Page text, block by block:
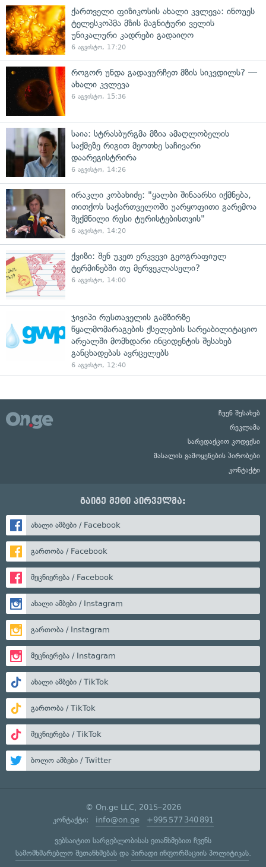
ქართველი ფიზიკოსის ახალი კვლევა: ინოუეს
ტელესკოპმა მზის მაგნიტური ველის
უნიკალური კადრები გადაიღო
6 აგვისტო, 17:20
როგორ უნდა გადავურჩეთ მზის სიკვდილს? —
ახალი კვლევა
6 აგვისტო, 15:36
საია: სტრასბურგმა მზია ამაღლობელის
საქმეზე რიგით მეოთხე საჩივარი
დაარეგისტრირა
6 აგვისტო, 14:26
ირაკლი კობახიძე: "ყალბი შინაარსი იქმნება,
თითქოს საქართველოში უარყოფითი გარემოა
შექმნილი რუსი ტურისტებისთვის"
6 აგვისტო, 14:20
ქვიზი: შენ უკეთ ერკვევი გეოგრაფიულ
ტერმინებში თუ მერვეკლასელი?
6 აგვისტო, 14:00
ჯივიპი რუსთაველის გამზირზე
წყალმომარაგების ქსელების სარეაბილიტაციო
არეალში მომხდარი ინციდენტის შესახებ
განცხადებას ავრცელებს
6 აგვისტო, 12:40
ჩვენ შესახებ
რეკლამა
სარედაქციო კოდექსი
მასალის გამოყენების პირობები
კონტაქტი
გაიგე მეტი პირველმა:
ახალი ამბები / Facebook
გართობა / Facebook
მეცნიერება / Facebook
ახალი ამბები / Instagram
გართობა / Instagram
მეცნიერება / Instagram
ახალი ამბები / TikTok
გართობა / TikTok
მეცნიერება / TikTok
ბოლო ამბები / Twitter
© On.ge LLC, 2015–2026
კონტაქტი: info@on.ge +995 577 340 891
ვებსაიტით სარგებლობისას ეთანხმებით ჩვენს
სამომხმარებლო შეთანხმებასდა პირადი ინფორმაციის პოლიტიკას.